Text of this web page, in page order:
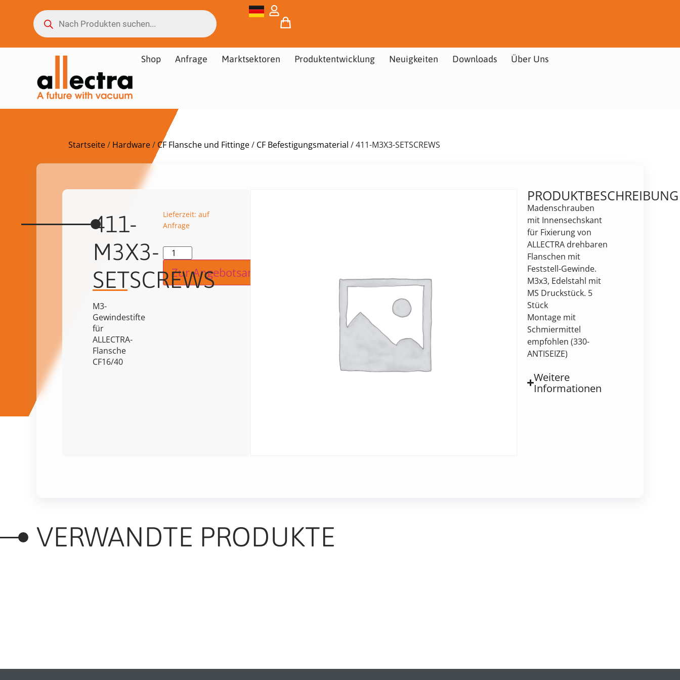
Shop Anfrage Marktsektoren Produktentwicklung Neuigkeiten Downloads Über Uns
Startseite/ Hardware/ CF Flansche und Fittinge/ CF Befestigungsmaterial / 411-M3X3-SETSCREWS
411-
M3X3-
SETSCREWS
M3-
Gewindestifte
für
ALLECTRA-
Flansche
CF16/40
Lieferzeit: auf
Anfrage
Zur Angebotsanfrage hinzufügen
PRODUKTBESCHREIBUNG
Madenschrauben
mit Innensechskant
für Fixierung von
ALLECTRA drehbaren
Flanschen mit
Feststell-Gewinde.
M3x3, Edelstahl mit
MS Druckstück. 5
Stück
Montage mit
Schmiermittel
empfohlen (330-
ANTISEIZE)
Weitere
Informationen
VERWANDTE PRODUKTE